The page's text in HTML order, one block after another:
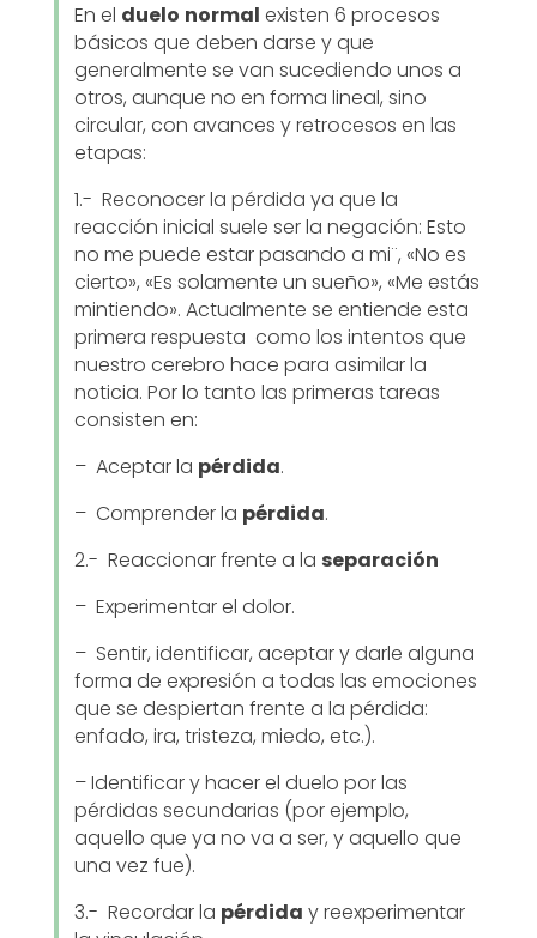
En el duelo normal existen 6 procesos
básicos que deben darse y que
generalmente se van sucediendo unos a
otros, aunque no en forma lineal, sino
circular, con avances y retrocesos en las
etapas:
1.- Reconocer la pérdida ya que la
reacción inicial suele ser la negación: Esto
no me puede estar pasando a mi¨, «No es
cierto», «Es solamente un sueño», «Me estás
mintiendo». Actualmente se entiende esta
primera respuesta como los intentos que
nuestro cerebro hace para asimilar la
noticia. Por lo tanto las primeras tareas
consisten en:
– Aceptar la pérdida.
– Comprender la pérdida.
2.- Reaccionar frente a la separación
– Experimentar el dolor.
– Sentir, identificar, aceptar y darle alguna
forma de expresión a todas las emociones
que se despiertan frente a la pérdida:
enfado, ira, tristeza, miedo, etc.).
– Identificar y hacer el duelo por las
pérdidas secundarias (por ejemplo,
aquello que ya no va a ser, y aquello que
una vez fue).
3.- Recordar la pérdida y reexperimentar